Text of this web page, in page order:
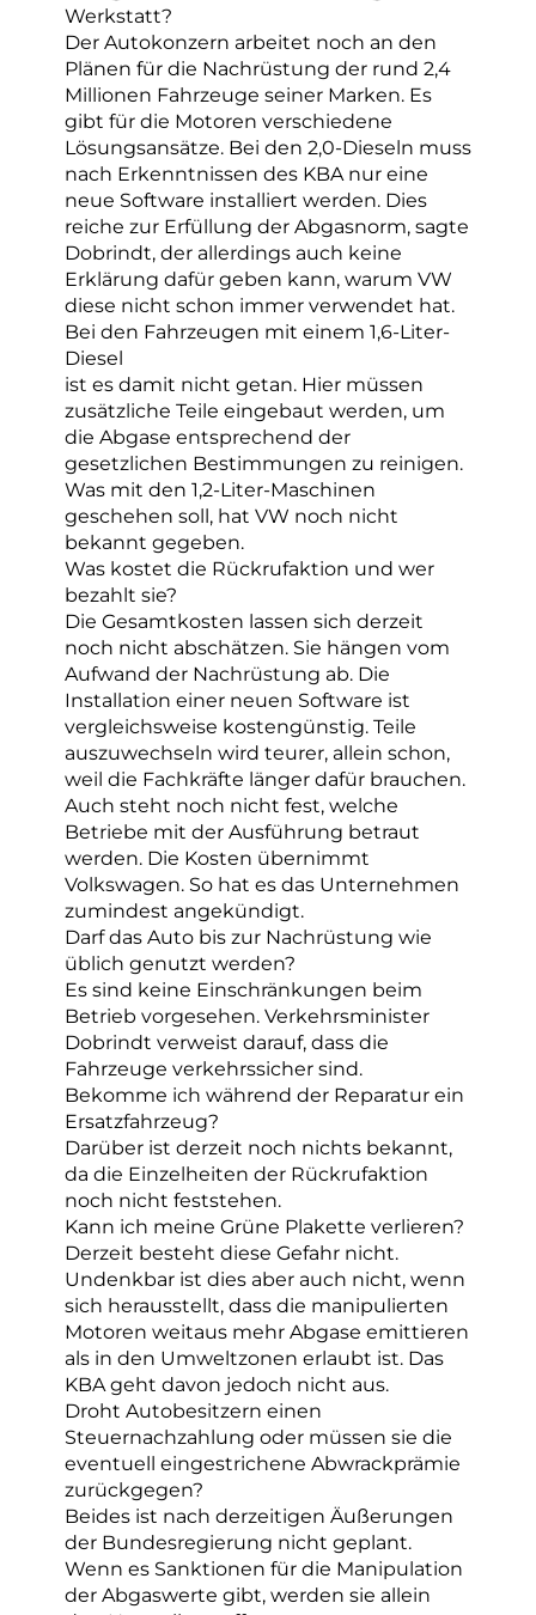
Werkstatt?
Der Autokonzern arbeitet noch an den
Plänen für die Nachrüstung der rund 2,4
Millionen Fahrzeuge seiner Marken. Es
gibt für die Motoren verschiedene
Lösungsansätze. Bei den 2,0-Dieseln muss
nach Erkenntnissen des KBA nur eine
neue Software installiert werden. Dies
reiche zur Erfüllung der Abgasnorm, sagte
Dobrindt, der allerdings auch keine
Erklärung dafür geben kann, warum VW
diese nicht schon immer verwendet hat.
Bei den Fahrzeugen mit einem 1,6-Liter-
Diesel
ist es damit nicht getan. Hier müssen
zusätzliche Teile eingebaut werden, um
die Abgase entsprechend der
gesetzlichen Bestimmungen zu reinigen.
Was mit den 1,2-Liter-Maschinen
geschehen soll, hat VW noch nicht
bekannt gegeben.
Was kostet die Rückrufaktion und wer
bezahlt sie?
Die Gesamtkosten lassen sich derzeit
noch nicht abschätzen. Sie hängen vom
Aufwand der Nachrüstung ab. Die
Installation einer neuen Software ist
vergleichsweise kostengünstig. Teile
auszuwechseln wird teurer, allein schon,
weil die Fachkräfte länger dafür brauchen.
Auch steht noch nicht fest, welche
Betriebe mit der Ausführung betraut
werden. Die Kosten übernimmt
Volkswagen. So hat es das Unternehmen
zumindest angekündigt.
Darf das Auto bis zur Nachrüstung wie
üblich genutzt werden?
Es sind keine Einschränkungen beim
Betrieb vorgesehen. Verkehrsminister
Dobrindt verweist darauf, dass die
Fahrzeuge verkehrssicher sind.
Bekomme ich während der Reparatur ein
Ersatzfahrzeug?
Darüber ist derzeit noch nichts bekannt,
da die Einzelheiten der Rückrufaktion
noch nicht feststehen.
Kann ich meine Grüne Plakette verlieren?
Derzeit besteht diese Gefahr nicht.
Undenkbar ist dies aber auch nicht, wenn
sich herausstellt, dass die manipulierten
Motoren weitaus mehr Abgase emittieren
als in den Umweltzonen erlaubt ist. Das
KBA geht davon jedoch nicht aus.
Droht Autobesitzern einen
Steuernachzahlung oder müssen sie die
eventuell eingestrichene Abwrackprämie
zurückgegen?
Beides ist nach derzeitigen Äußerungen
der Bundesregierung nicht geplant.
Wenn es Sanktionen für die Manipulation
der Abgaswerte gibt, werden sie allein